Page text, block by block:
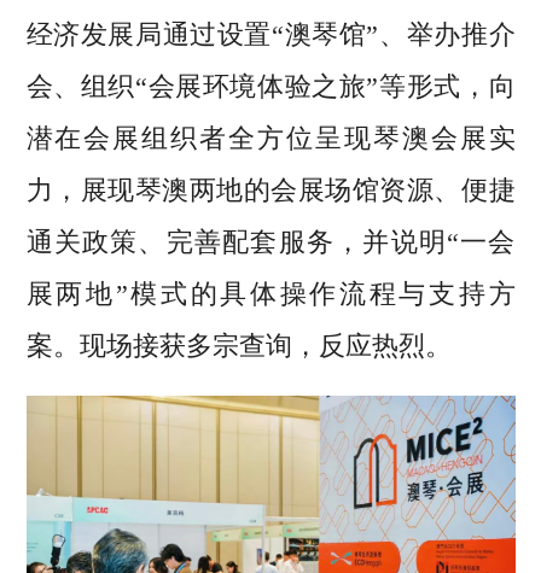
经济发展局通过设置“澳琴馆”、举办推介
会、组织“会展环境体验之旅”等形式，向
潜在会展组织者全方位呈现琴澳会展实
力，展现琴澳两地的会展场馆资源、便捷
通关政策、完善配套服务，并说明“一会
展两地”模式的具体操作流程与支持方
案。现场接获多宗查询，反应热烈。